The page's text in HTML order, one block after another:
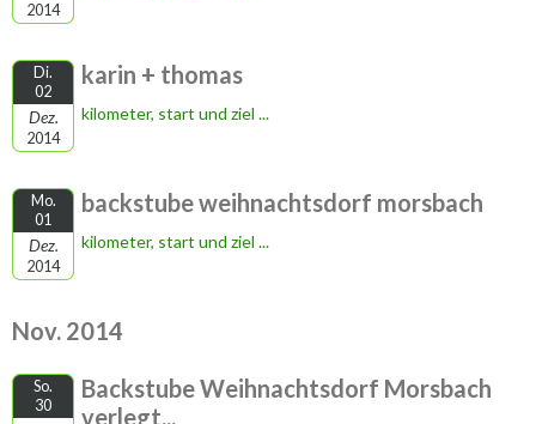
2014
Di.
02
Dez.
2014
karin + thomas
kilometer, start und ziel ...
Mo.
01
Dez.
2014
backstube weihnachtsdorf morsbach
kilometer, start und ziel ...
Nov. 2014
So.
30
Backstube Weihnachtsdorf Morsbach
verlegt...